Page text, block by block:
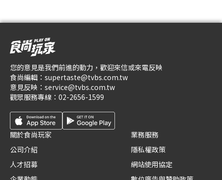
您的意見是我們前進的動力，歡迎來信或來電反映
食尚編輯： supertaste@tvbs.com.tw
意見反映： service@tvbs.com.tw
觀眾服務專線： 02-2656-1599
關於食尚玩家
公司介紹
人才招募
業務服務
隱私權政策
網站使用協定